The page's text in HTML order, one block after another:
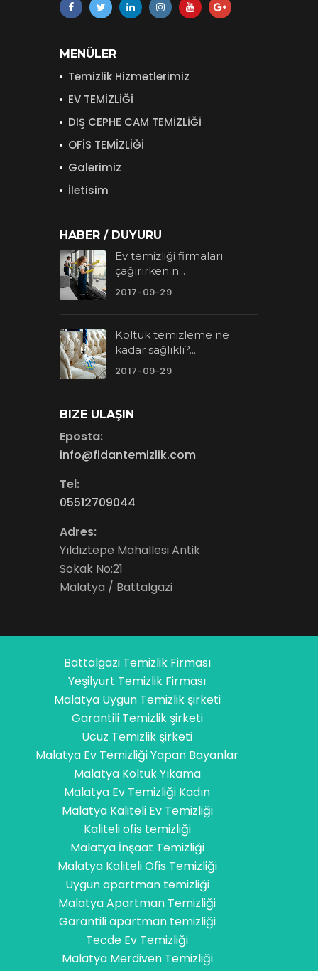
MENÜLER
Temizlik Hizmetlerimiz
EV TEMİZLİĞİ
DIŞ CEPHE CAM TEMİZLİĞİ
OFİS TEMİZLİĞİ
Galerimiz
İletisim
HABER / DUYURU
Ev temizliği firmaları
çağırırken n...
2017-09-29
Koltuk temizleme ne
kadar sağlıklı?...
2017-09-29
BIZE ULAŞIN
Eposta:
info@fidantemizlik.com
Tel:
05512709044
Adres:
Yıldıztepe Mahallesi Antik
Sokak No:21
Malatya / Battalgazi
Battalgazi Temizlik Firması
Yeşilyurt Temizlik Firması
Malatya Uygun Temizlik şirketi
Garantili Temizlik şirketi
Ucuz Temizlik şirketi
Malatya Ev Temizliği Yapan Bayanlar
Malatya Koltuk Yıkama
Malatya Ev Temizliği Kadın
Malatya Kaliteli Ev Temizliği
Kaliteli ofis temizliği
Malatya İnşaat Temizliği
Malatya Kaliteli Ofis Temizliği
Uygun apartman temizliği
Malatya Apartman Temizliği
Garantili apartman temizliği
Tecde Ev Temizliği
Malatya Merdiven Temizliği